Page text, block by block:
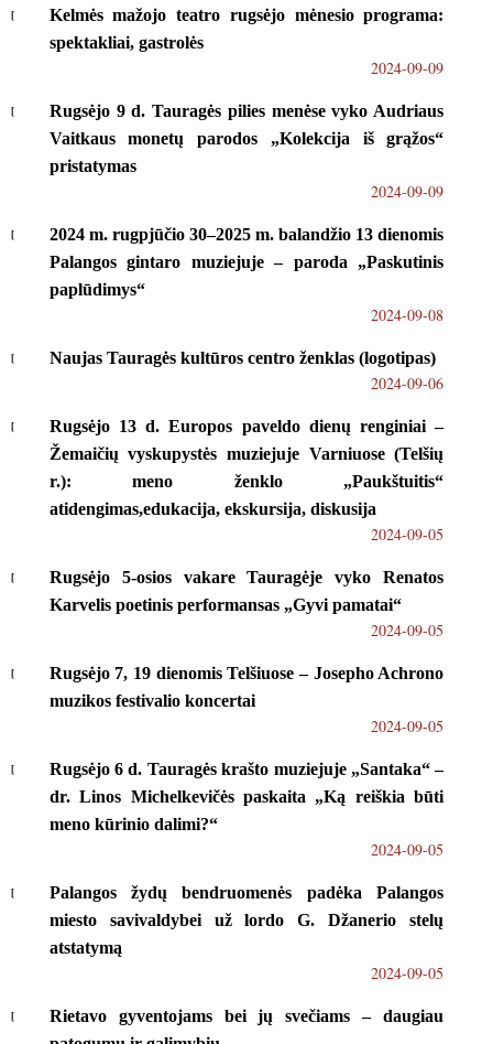
Kelmės mažojo teatro rugsėjo mėnesio programa:
spektakliai, gastrolės
2024-09-09
Rugsėjo 9 d. Tauragės pilies menėse vyko Audriaus
Vaitkaus monetų parodos „Kolekcija iš grąžos“
pristatymas
2024-09-09
2024 m. rugpjūčio 30–2025 m. balandžio 13 dienomis
Palangos gintaro muziejuje – paroda „Paskutinis
paplūdimys“
2024-09-08
Naujas Tauragės kultūros centro ženklas (logotipas)
2024-09-06
Rugsėjo 13 d. Europos paveldo dienų renginiai –
Žemaičių vyskupystės muziejuje Varniuose (Telšių
r.): meno ženklo „Paukštuitis“
atidengimas,edukacija, ekskursija, diskusija
2024-09-05
Rugsėjo 5-osios vakare Tauragėje vyko Renatos
Karvelis poetinis performansas „Gyvi pamatai“
2024-09-05
Rugsėjo 7, 19 dienomis Telšiuose – Josepho Achrono
muzikos festivalio koncertai
2024-09-05
Rugsėjo 6 d. Tauragės krašto muziejuje „Santaka“ –
dr. Linos Michelkevičės paskaita „Ką reiškia būti
meno kūrinio dalimi?“
2024-09-05
Palangos žydų bendruomenės padėka Palangos
miesto savivaldybei už lordo G. Džanerio stelų
atstatymą
2024-09-05
Rietavo gyventojams bei jų svečiams – daugiau